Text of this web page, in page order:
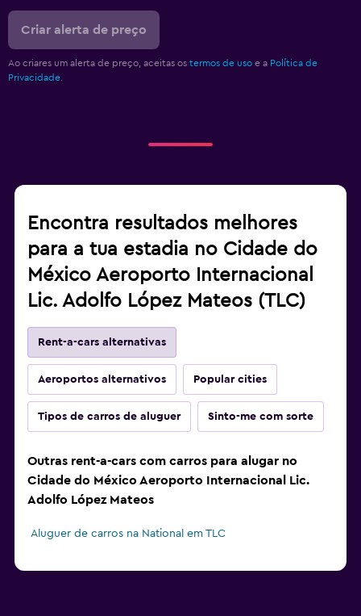
Criar alerta de preço
Ao criares um alerta de preço, aceitas os termos de uso e a Política de
Privacidade.
Encontra resultados melhores
para a tua estadia no Cidade do
México Aeroporto Internacional
Lic. Adolfo López Mateos (TLC)
Rent-a-cars alternativas
Aeroportos alternativos Popular cities
Tipos de carros de aluguer Sinto-me com sorte
Outras rent-a-cars com carros para alugar no
Cidade do México Aeroporto Internacional Lic.
Adolfo López Mateos
Aluguer de carros na National em TLC